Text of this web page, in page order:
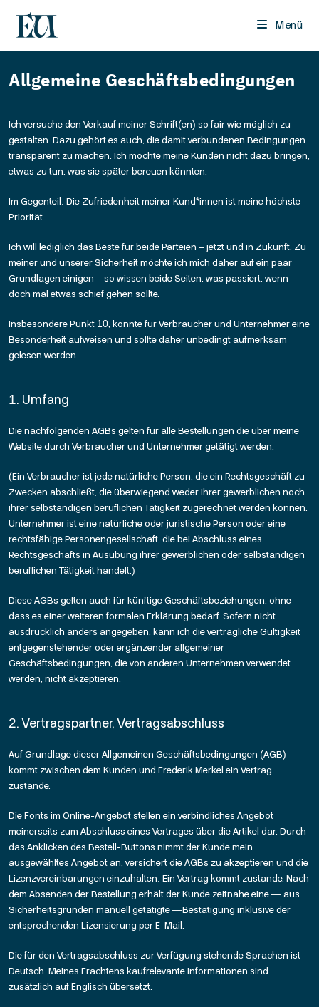
Menü
Allgemeine Geschäftsbedingungen
Ich versuche den Verkauf meiner Schrift(en) so fair wie möglich zu
gestalten. Dazu gehört es auch, die damit verbundenen Bedingungen
transparent zu machen. Ich möchte meine Kunden nicht dazu bringen,
etwas zu tun, was sie später bereuen könnten.
Im Gegenteil: Die Zufriedenheit meiner Kund*innen ist meine höchste
Priorität.
Ich will lediglich das Beste für beide Parteien – jetzt und in Zukunft. Zu
meiner und unserer Sicherheit möchte ich mich daher auf ein paar
Grundlagen einigen – so wissen beide Seiten, was passiert, wenn
doch mal etwas schief gehen sollte.
Insbesondere Punkt 10, könnte für Verbraucher und Unternehmer eine
Besonderheit aufweisen und sollte daher unbedingt aufmerksam
gelesen werden.
1. Umfang
Die nachfolgenden AGBs gelten für alle Bestellungen die über meine
Website durch Verbraucher und Unternehmer getätigt werden.
(Ein Verbraucher ist jede natürliche Person, die ein Rechtsgeschäft zu
Zwecken abschließt, die überwiegend weder ihrer gewerblichen noch
ihrer selbständigen beruflichen Tätigkeit zugerechnet werden können.
Unternehmer ist eine natürliche oder juristische Person oder eine
rechtsfähige Personengesellschaft, die bei Abschluss eines
Rechtsgeschäfts in Ausübung ihrer gewerblichen oder selbständigen
beruflichen Tätigkeit handelt.)
Diese AGBs gelten auch für künftige Geschäftsbeziehungen, ohne
dass es einer weiteren formalen Erklärung bedarf. Sofern nicht
ausdrücklich anders angegeben, kann ich die vertragliche Gültigkeit
entgegenstehender oder ergänzender allgemeiner
Geschäftsbedingungen, die von anderen Unternehmen verwendet
werden, nicht akzeptieren.
2. Vertragspartner, Vertragsabschluss
Auf Grundlage dieser Allgemeinen Geschäftsbedingungen (AGB)
kommt zwischen dem Kunden und Frederik Merkel ein Vertrag
zustande.
Die Fonts im Online-Angebot stellen ein verbindliches Angebot
meinerseits zum Abschluss eines Vertrages über die Artikel dar. Durch
das Anklicken des Bestell-Buttons nimmt der Kunde mein
ausgewähltes Angebot an, versichert die AGBs zu akzeptieren und die
Lizenzvereinbarungen einzuhalten: Ein Vertrag kommt zustande. Nach
dem Absenden der Bestellung erhält der Kunde zeitnahe eine — aus
Sicherheitsgründen manuell getätigte —Bestätigung inklusive der
entsprechenden Lizensierung per E-Mail.
Die für den Vertragsabschluss zur Verfügung stehende Sprachen ist
Deutsch. Meines Erachtens kaufrelevante Informationen sind
zusätzlich auf Englisch übersetzt.